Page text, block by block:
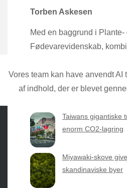
Torben Askesen
Med en baggrund i Plante-
Fødevarevidenskab,
praktisk erfaring direkte fra
Taiwans gigantiske
enorm CO2-lagring
Miyawaki-skove
skandinaviske byer
Vores team kan have anvendt AI
af indhold, der er blevet
Sæsonvis
- Din foretrukne kilde
havearbejde og botanik. Få
nyheder fra botanikkens verden